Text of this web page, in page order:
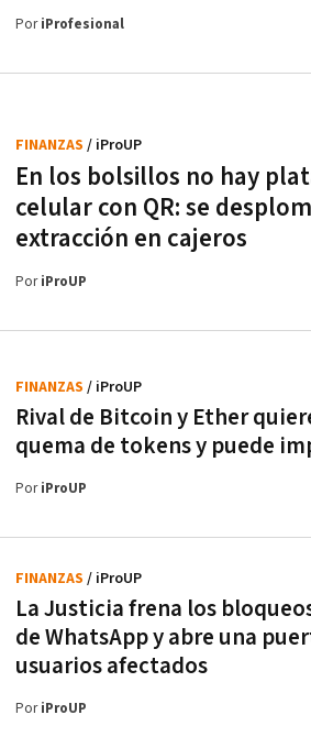
PoriProfesional
En los bolsillos no hay
celular con QR: se
extracción en cajeros
FINANZAS / iProUP
PoriProUP
Rival de Bitcoin y Ether
quema de tokens y puede
FINANZAS / iProUP
PoriProUP
La Justicia frena los
de WhatsApp y abre una
usuarios afectados
FINANZAS / iProUP
PoriProUP